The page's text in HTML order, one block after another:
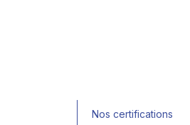
Nos certifications